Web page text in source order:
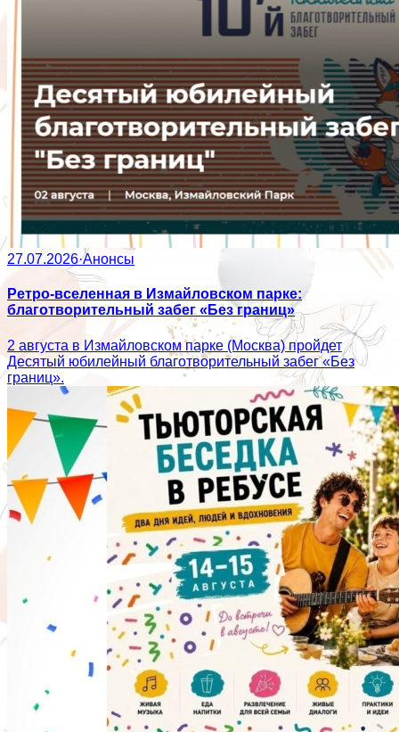
27.07.2026·Анонсы
Ретро-вселенная в Измайловском парке:
благотворительный забег «Без границ»
2 августа в Измайловском парке (Москва) пройдет
Десятый юбилейный благотворительный забег «Без
границ».